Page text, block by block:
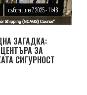
събота, June 7, 2025 - 11:48
ЗАГАДКА:
ЗА
СИГУРНОСТ